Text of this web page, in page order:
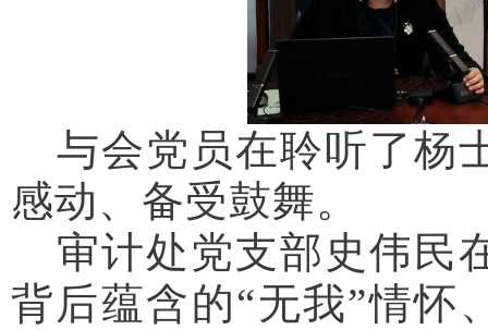
与会党员在聆听了杨
感动、备受鼓舞。
审计处党支部史伟民
背后蕴含的“无我”情怀